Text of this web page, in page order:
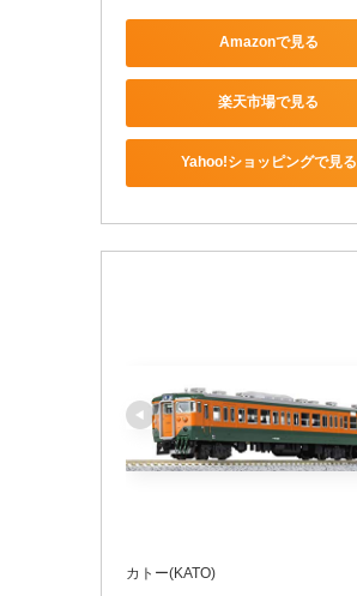
Amazonで見る
楽天市場で見る
Yahoo!ショッピングで見る
カトー(KATO)